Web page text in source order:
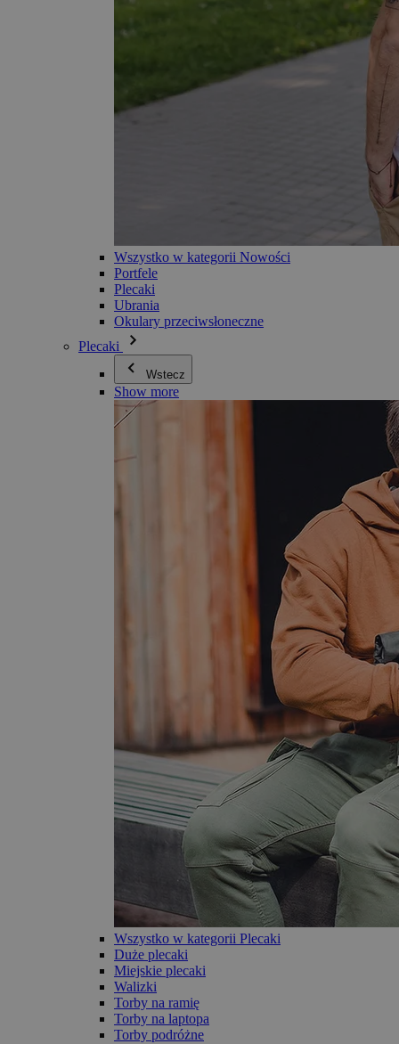
Wszystko w kategorii Nowości
Portfele
Plecaki
Ubrania
Okulary przeciwsłoneczne
Plecaki
Wstecz
Show more
Wszystko w kategorii Plecaki
Duże plecaki
Miejskie plecaki
Walizki
Torby na ramię
Torby na laptopa
Torby podróżne